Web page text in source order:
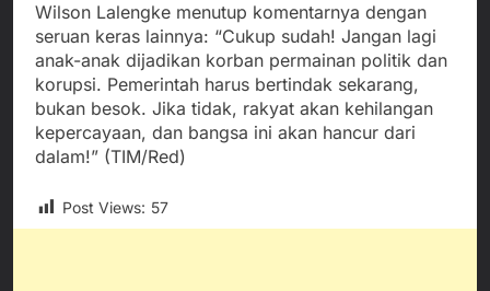
Wilson Lalengke menutup komentarnya dengan
seruan keras lainnya: “Cukup sudah! Jangan lagi
anak-anak dijadikan korban permainan politik dan
korupsi. Pemerintah harus bertindak sekarang,
bukan besok. Jika tidak, rakyat akan kehilangan
kepercayaan, dan bangsa ini akan hancur dari
dalam!” (TIM/Red)
Post Views: 57